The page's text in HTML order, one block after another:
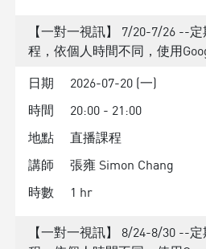
【一對一視訊】 7/20-7/26 --
程，依個人時間不同，使用
日期
2026-07-20 (一)
時間
20:00 - 21:00
地點
直播課程
講師
張雍 Simon Chang
時數
1 hr
【一對一視訊】 8/24-8/30 --